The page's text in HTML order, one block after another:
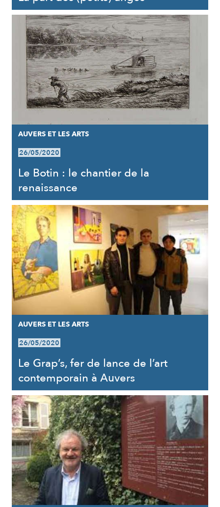
AUVERS ET LES ARTS
26/05/2020
Le Botin : le chantier de la
renaissance
AUVERS ET LES ARTS
26/05/2020
Le Grap’s, fer de lance de l’art
contemporain à Auvers